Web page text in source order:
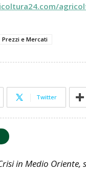
Prezzi e Mercati
Twitter
in Medio Oriente,